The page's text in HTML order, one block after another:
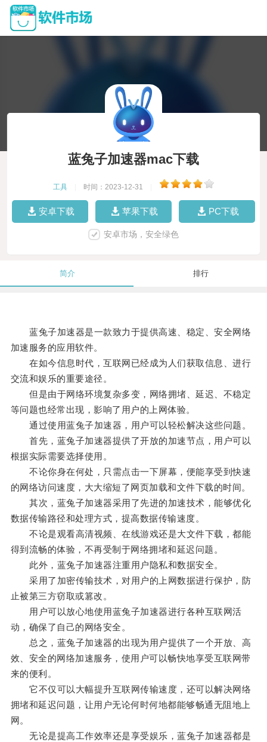
蓝兔子加速器mac下载
工具 时间：2023-12-31
安卓下载 苹果下载 PC下载
安卓市场，安全绿色
简介 排行
蓝兔子加速器是一款致力于提供高速、稳定、安全网络
加速服务的应用软件。
在如今信息时代，互联网已经成为人们获取信息、进行
交流和娱乐的重要途径。
但是由于网络环境复杂多变，网络拥堵、延迟、不稳定
等问题也经常出现，影响了用户的上网体验。
通过使用蓝兔子加速器，用户可以轻松解决这些问题。
首先，蓝兔子加速器提供了开放的加速节点，用户可以
根据实际需要选择使用。
不论你身在何处，只需点击一下屏幕，便能享受到快速
的网络访问速度，大大缩短了网页加载和文件下载的时间。
其次，蓝兔子加速器采用了先进的加速技术，能够优化
数据传输路径和处理方式，提高数据传输速度。
不论是观看高清视频、在线游戏还是大文件下载，都能
得到流畅的体验，不再受制于网络拥堵和延迟问题。
此外，蓝兔子加速器注重用户隐私和数据安全。
采用了加密传输技术，对用户的上网数据进行保护，防
止被第三方窃取或篡改。
用户可以放心地使用蓝兔子加速器进行各种互联网活
动，确保了自己的网络安全。
总之，蓝兔子加速器的出现为用户提供了一个开放、高
效、安全的网络加速服务，使用户可以畅快地享受互联网带
来的便利。
它不仅可以大幅提升互联网传输速度，还可以解决网络
拥堵和延迟问题，让用户无论何时何地都能够畅通无阻地上
网。
无论是提高工作效率还是享受娱乐，蓝兔子加速器都是